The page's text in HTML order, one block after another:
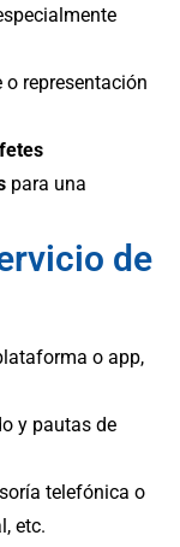
representación
para una
de
o app,
y pautas de
telefónica o
etc.